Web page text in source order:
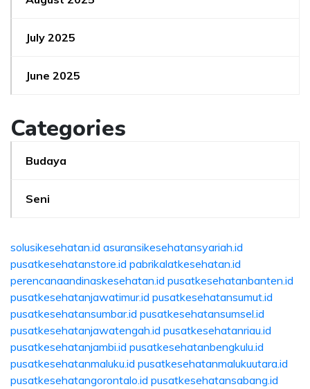
July 2025
June 2025
Categories
Budaya
Seni
solusikesehatan.id asuransikesehatansyariah.id
pusatkesehatanstore.id pabrikalatkesehatan.id
perencanaandinaskesehatan.id pusatkesehatanbanten.id
pusatkesehatanjawatimur.id pusatkesehatansumut.id
pusatkesehatansumbar.id pusatkesehatansumsel.id
pusatkesehatanjawatengah.id pusatkesehatanriau.id
pusatkesehatanjambi.id pusatkesehatanbengkulu.id
pusatkesehatanmaluku.id pusatkesehatanmalukuutara.id
pusatkesehatangorontalo.id pusatkesehatansabang.id